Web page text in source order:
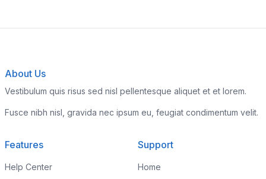
About Us
Vestibulum quis risus sed nisl pellentesque aliquet et et lorem.
Fusce nibh nisl, gravida nec ipsum eu, feugiat condimentum velit.
Features
Help Center
Support
Home